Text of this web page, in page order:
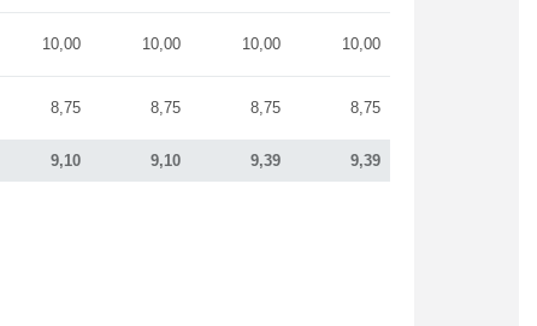
9,10 9,10 9,39 9,39
10,00 10,00 10,00 10,00
8,75 8,75 8,75 8,75